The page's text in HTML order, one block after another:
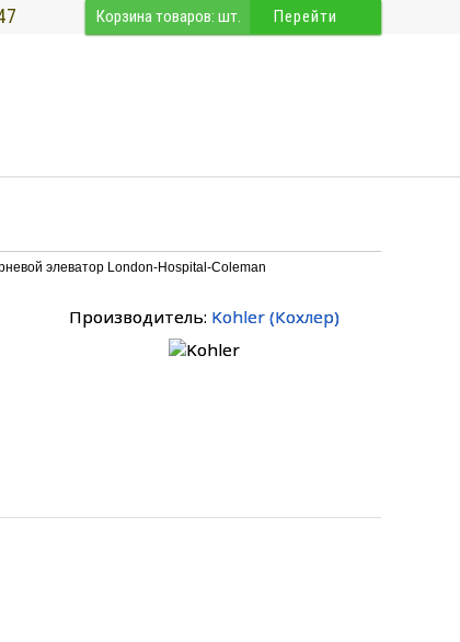
Перейти
Корзина товаров: шт.
элеватор London-Hospital-Coleman
Производитель: Kohler(Кохлер)